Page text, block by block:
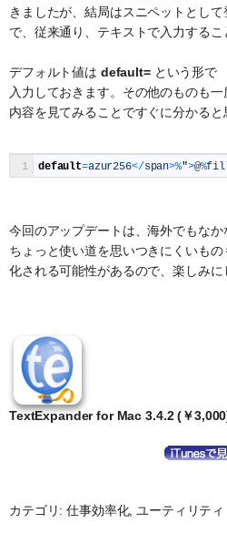
きましたが、結局はスニペットとし
で、従来通り、テキストで入力するこ
デフォルト値は default=という形で
入力しておきます。その他のものも
内容を見てみることですぐに分かると
1 default=azur256</span>%">@%
今回のアップデートは、海外でもな
ちょっと使い道を思いつきにくいも
化される可能性があるので、楽しみに
TextExpander for Mac 3.4.2 (￥
カテゴリ: 仕事効率化, ユーティリティ